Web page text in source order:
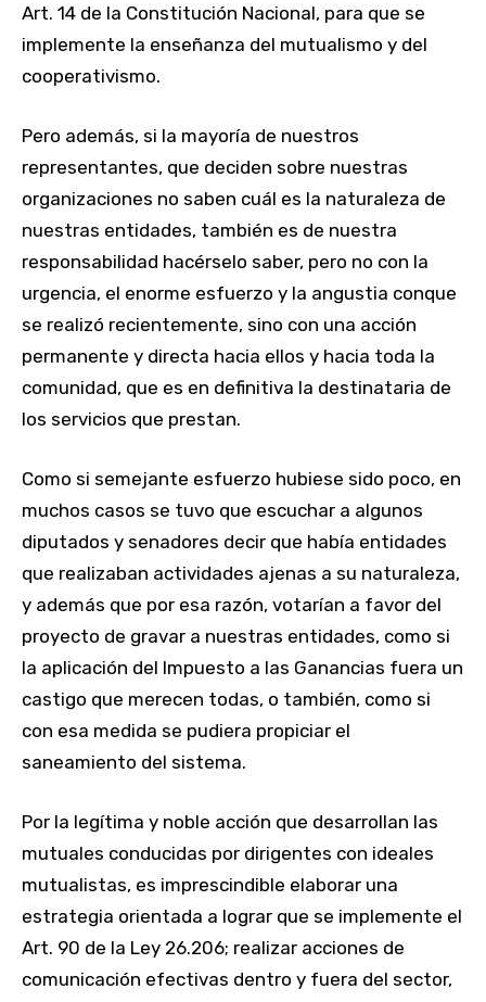
Art. 14 de la Constitución Nacional, para que se
implemente la enseñanza del mutualismo y del
cooperativismo.
Pero además, si la mayoría de nuestros
representantes, que deciden sobre nuestras
organizaciones no saben cuál es la naturaleza de
nuestras entidades, también es de nuestra
responsabilidad hacérselo saber, pero no con la
urgencia, el enorme esfuerzo y la angustia conque
se realizó recientemente, sino con una acción
permanente y directa hacia ellos y hacia toda la
comunidad, que es en definitiva la destinataria de
los servicios que prestan.
Como si semejante esfuerzo hubiese sido poco, en
muchos casos se tuvo que escuchar a algunos
diputados y senadores decir que había entidades
que realizaban actividades ajenas a su naturaleza,
y además que por esa razón, votarían a favor del
proyecto de gravar a nuestras entidades, como si
la aplicación del Impuesto a las Ganancias fuera un
castigo que merecen todas, o también, como si
con esa medida se pudiera propiciar el
saneamiento del sistema.
Por la legítima y noble acción que desarrollan las
mutuales conducidas por dirigentes con ideales
mutualistas, es imprescindible elaborar una
estrategia orientada a lograr que se implemente el
Art. 90 de la Ley 26.206; realizar acciones de
comunicación efectivas dentro y fuera del sector,